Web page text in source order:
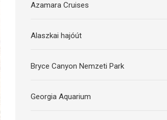
Azamara Cruises
Alaszkai hajóút
Bryce Canyon Nemzeti Park
Georgia Aquarium